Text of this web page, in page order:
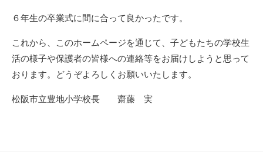
６年生の卒業式に間に合って良かったです。
これから、このホームページを通じて、子どもたちの学校生
活の様子や保護者の皆様への連絡等をお届けしようと思って
おります。どうぞよろしくお願いいたします。
松阪市立豊地小学校長 齋藤 実